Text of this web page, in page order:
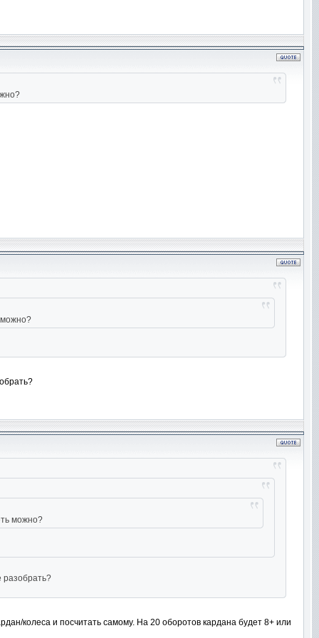
можно?
можно?
разобрать?
колеса и посчитать самому. На 20 оборотов кардана будет 8+ или